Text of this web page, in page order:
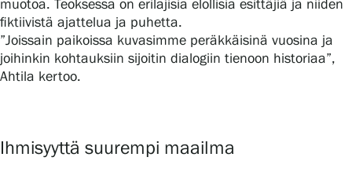
muotoa. Teoksessa on erilajisia elollisia esittäjiä ja niiden
fiktiivistä ajattelua ja puhetta.
”Joissain paikoissa kuvasimme peräkkäisinä vuosina ja
joihinkin kohtauksiin sijoitin dialogiin tienoon historiaa”,
Ahtila kertoo.
Ihmisyyttä suurempi maailma